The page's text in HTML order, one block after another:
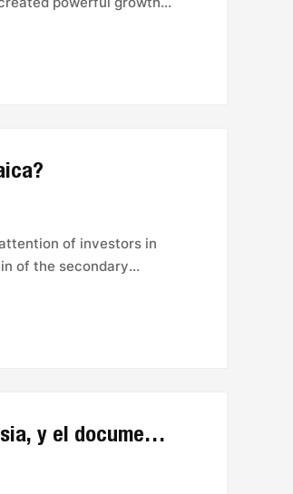
of investors in
of the secondary
Licitación para un proyecto solar de 1GW en Malasia, y el documento de licitación se cerr